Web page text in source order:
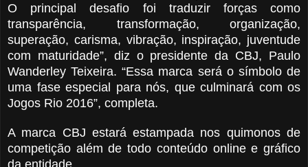
O principal desafio foi traduzir forças como
transparência, transformação, organização,
superação, carisma, vibração, inspiração, juventude
com maturidade”, diz o presidente da CBJ, Paulo
Wanderley Teixeira. “Essa marca será o símbolo de
uma fase especial para nós, que culminará com os
Jogos Rio 2016”, completa.
A marca CBJ estará estampada nos quimonos de
competição além de todo conteúdo online e gráfico
da entidade.